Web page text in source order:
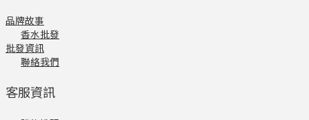
品牌故事
香水批發
批發資訊
聯絡我們
客服資訊